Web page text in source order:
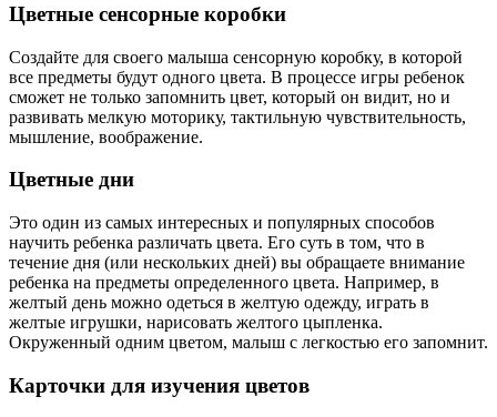
Цветные сенсорные коробки
Создайте для своего малыша сенсорную коробку, в которой
все предметы будут одного цвета. В процессе игры ребенок
сможет не только запомнить цвет, который он видит, но и
развивать мелкую моторику, тактильную чувствительность,
мышление, воображение.
Цветные дни
Это один из самых интересных и популярных способов
научить ребенка различать цвета. Его суть в том, что в
течение дня (или нескольких дней) вы обращаете внимание
ребенка на предметы определенного цвета. Например, в
желтый день можно одеться в желтую одежду, играть в
желтые игрушки, нарисовать желтого цыпленка.
Окруженный одним цветом, малыш с легкостью его запомнит.
Карточки для изучения цветов